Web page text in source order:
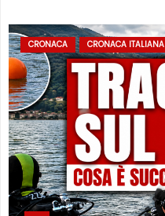
CRONACA CRONACA ITALIANA